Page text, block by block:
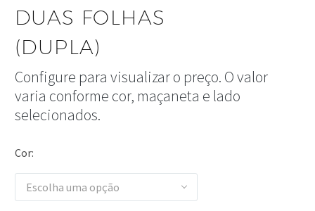
DUAS FOLHAS
(DUPLA)
Configure para visualizar o preço. O valor
varia conforme cor, maçaneta e lado
selecionados.
Cor
Escolha uma opção